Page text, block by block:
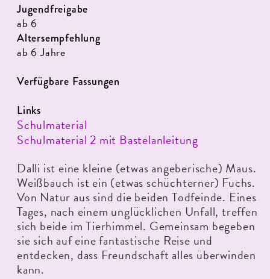
Jugendfreigabe
ab 6
Altersempfehlung
ab 6 Jahre
Verfügbare Fassungen
Links
Schulmaterial
Schulmaterial 2 mit Bastelanleitung
Dalli ist eine kleine (etwas angeberische) Maus.
Weißbauch ist ein (etwas schüchterner) Fuchs.
Von Natur aus sind die beiden Todfeinde. Eines
Tages, nach einem unglücklichen Unfall, treffen
sich beide im Tierhimmel. Gemeinsam begeben
sie sich auf eine fantastische Reise und
entdecken, dass Freundschaft alles überwinden
kann.